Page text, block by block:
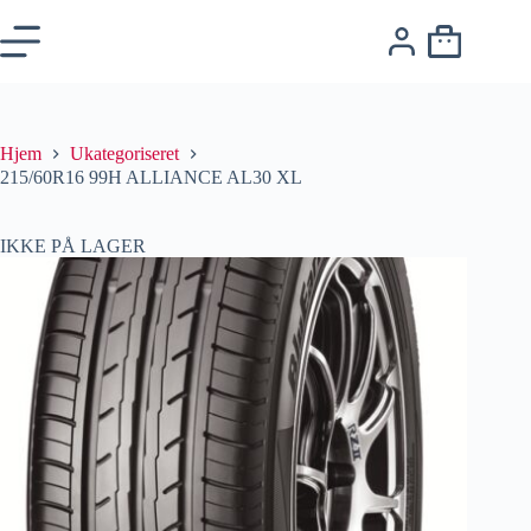
Hjem
Ukategoriseret
215/60R16 99H ALLIANCE AL30 XL
IKKE PÅ LAGER